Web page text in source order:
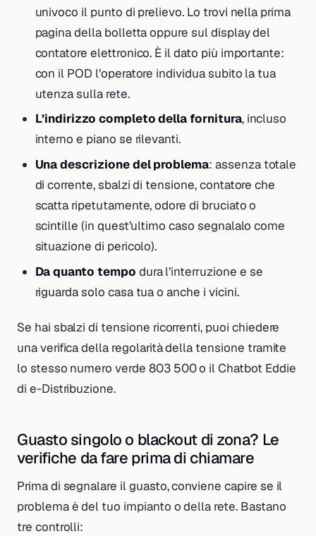
univoco il punto di prelievo. Lo trovi nella prima
pagina della bolletta oppure sul display del
contatore elettronico. È il dato più importante:
con il POD l’operatore individua subito la tua
utenza sulla rete.
L’indirizzo completo della fornitura, incluso
interno e piano se rilevanti.
Una descrizione del problema: assenza totale
di corrente, sbalzi di tensione, contatore che
scatta ripetutamente, odore di bruciato o
scintille (in quest’ultimo caso segnalalo come
situazione di pericolo).
Da quanto tempo dura l’interruzione e se
riguarda solo casa tua o anche i vicini.
Se hai sbalzi di tensione ricorrenti, puoi chiedere
una verifica della regolarità della tensione tramite
lo stesso numero verde 803 500 o il Chatbot Eddie
di e-Distribuzione.
Guasto singolo o blackout di zona? Le
verifiche da fare prima di chiamare
Prima di segnalare il guasto, conviene capire se il
problema è del tuo impianto o della rete. Bastano
tre controlli: